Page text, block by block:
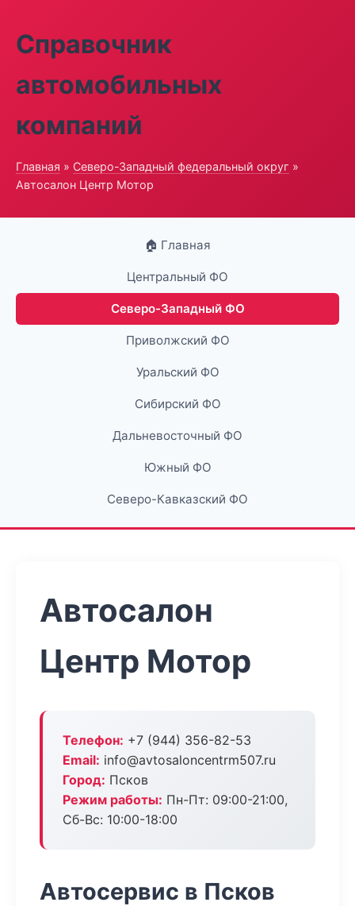
Справочник
автомобильных
компаний
Главная » Северо-Западный федеральный округ »
Автосалон Центр Мотор
🏠 Главная
Центральный ФО
Северо-Западный ФО
Приволжский ФО
Уральский ФО
Сибирский ФО
Дальневосточный ФО
Южный ФО
Северо-Кавказский ФО
Автосалон
Центр Мотор
Телефон: +7 (944) 356-82-53
Email: info@avtosaloncentrm507.ru
Город: Псков
Режим работы: Пн-Пт: 09:00-21:00,
Сб-Вс: 10:00-18:00
Автосервис в Псков